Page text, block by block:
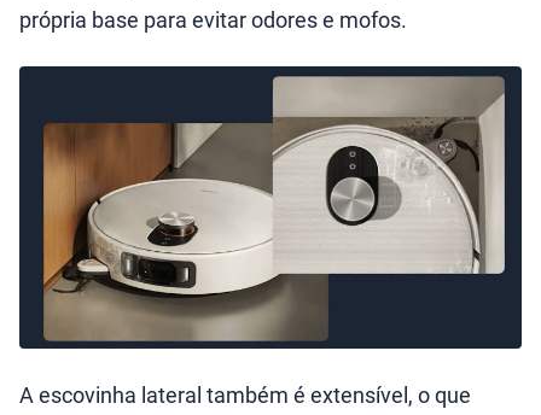
própria base para evitar odores e mofos.
A escovinha lateral também é extensível, o que